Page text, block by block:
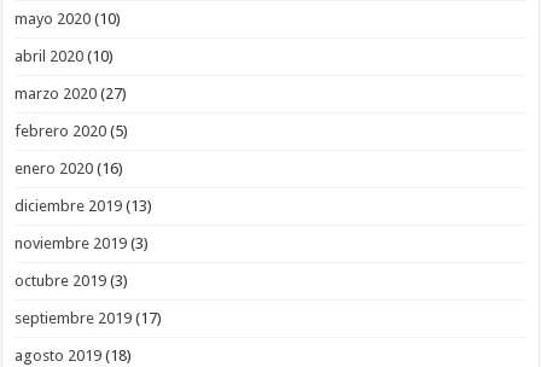
mayo 2020 (10)
abril 2020 (10)
marzo 2020 (27)
febrero 2020 (5)
enero 2020 (16)
diciembre 2019 (13)
noviembre 2019 (3)
octubre 2019 (3)
septiembre 2019 (17)
agosto 2019 (18)